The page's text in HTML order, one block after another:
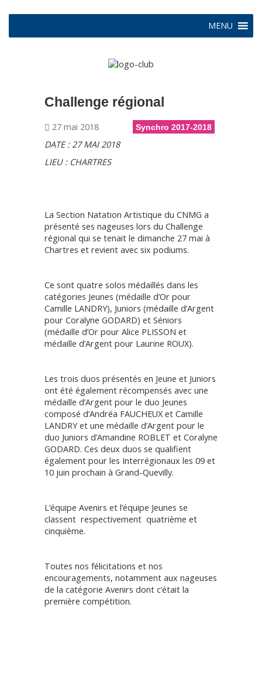
MENU
Challenge régional
27 mai 2018 Synchro 2017-2018
DATE : 27 MAI 2018
LIEU : CHARTRES
La Section Natation Artistique du CNMG a
présenté ses nageuses lors du Challenge
régional qui se tenait le dimanche 27 mai à
Chartres et revient avec six podiums.
Ce sont quatre solos médaillés dans les
catégories Jeunes (médaille d’Or pour
Camille LANDRY), Juniors (médaille d’Argent
pour Coralyne GODARD) et Séniors
(médaille d’Or pour Alice PLISSON et
médaille d’Argent pour Laurine ROUX).
Les trois duos présentés en Jeune et Juniors
ont été également récompensés avec une
médaille d’Argent pour le duo Jeunes
composé d’Andréa FAUCHEUX et Camille
LANDRY et une médaille d’Argent pour le
duo Juniors d’Amandine ROBLET et Coralyne
GODARD. Ces deux duos se qualifient
également pour les Interrégionaux les 09 et
10 juin prochain à Grand-Quevilly.
L’équipe Avenirs et l’équipe Jeunes se
classent respectivement quatrième et
cinquième.
Toutes nos félicitations et nos
encouragements, notamment aux nageuses
de la catégorie Avenirs dont c’était la
première compétition.